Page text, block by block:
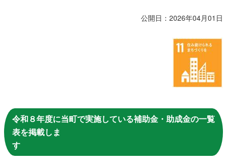
新産業
楢葉町について 町長室
公開日：2026年04月01日
令和８年度に当町で実施している補助金・助成金の一覧
表を掲載しま